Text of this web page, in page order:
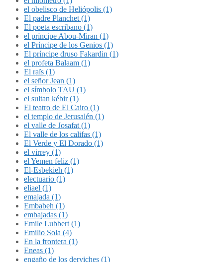
el obelisco de Heliópolis (1)
El padre Planchet (1)
El poeta escribano (1)
el príncipe Abou-Miran (1)
el Príncipe de los Genios (1)
El príncipe druso Fakardin (1)
el profeta Balaam (1)
El raïs (1)
el señor Jean (1)
el símbolo TAU (1)
el sultan kébir (1)
El teatro de El Cairo (1)
el templo de Jerusalén (1)
el valle de Josafat (1)
El valle de los califas (1)
El Verde y El Dorado (1)
el virrey (1)
el Yemen feliz (1)
El-Esbekieh (1)
electuario (1)
eliael (1)
emajada (1)
Embabeh (1)
embajadas (1)
Emile Lubbert (1)
Emilio Sola (4)
En la frontera (1)
Eneas (1)
engaño de los derviches (1)